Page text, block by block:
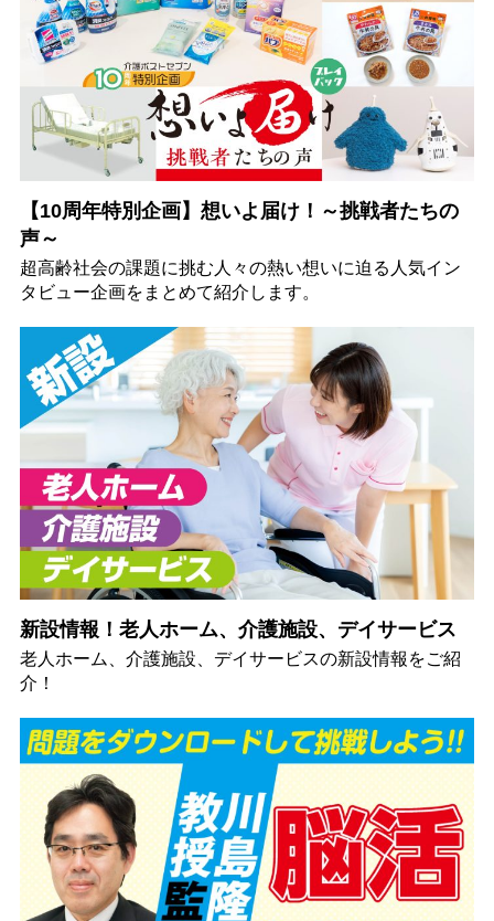
【10周年特別企画】想いよ届け！～挑戦者たちの
声～
超高齢社会の課題に挑む人々の熱い想いに迫る人気イン
タビュー企画をまとめて紹介します。
新設情報！老人ホーム、介護施設、デイサービス
老人ホーム、介護施設、デイサービスの新設情報をご紹
介！